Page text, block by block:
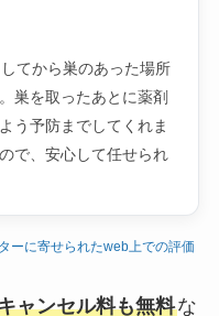
てから巣のあった場所
巣を取ったあとに薬剤
う予防までしてくれま
で、安心して任せられ
ーに寄せられたweb上での評価
ャンセル料も無料な